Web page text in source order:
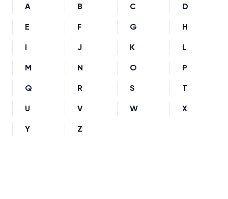
A B C D
E F G H
I J K L
M N O P
Q R S T
U V W X
Y Z